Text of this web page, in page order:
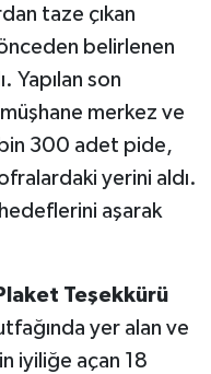
taze çıkan
belirlenen
Yapılan son
merkez ve
300 adet pide,
yerini aldı.
aşarak
Teşekkürü
yer alan ve
iyiliğe açan 18